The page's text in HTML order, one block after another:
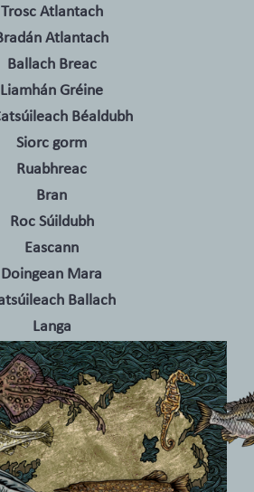
Trosc Atlantach
Atlantach
Ballach Breac
Liamhán Gréine
Béaldubh
Siorc gorm
Ruabhreac
Bran
Roc Súildubh
Eascann
Doingean Mara
Ballach
Langa